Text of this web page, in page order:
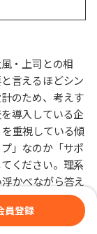
・上司との相
言えるほどシン
のため、考えす
導入している企
重視している傾
」なのか「サポ
ください。理系
かべながら答え
員登録